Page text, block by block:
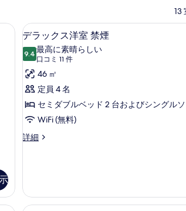
13
スペース、遮光カーテン、WiFi (無料)
デ
ラ
ッ
ク
ス
洋
室
禁
べ
デスク、ノ
4
デラックス洋室 禁煙
9.410 点中 9.4
最高に素晴らしい
口コミ 11 件
(口
コ
ミ
11
件)
46 ㎡
定員 4 名
セミダブルベッド 2 台およびシングル
WiFi (無料)
詳細
デ
洋
室
スペース、遮光カーテン、WiFi (無料) デスク、ノ